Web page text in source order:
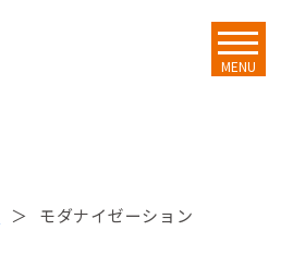
MENU
モダナイゼーション